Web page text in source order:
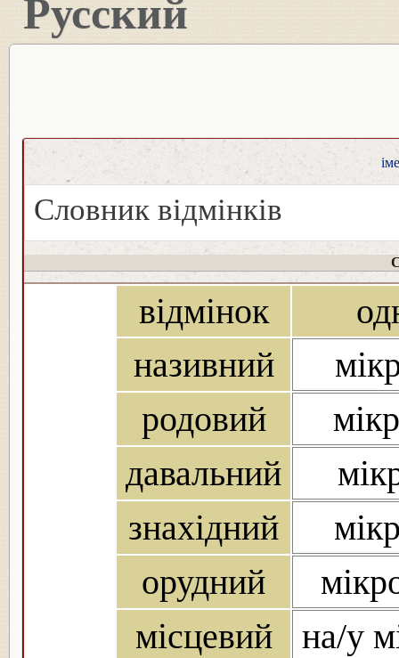
Русский
Словник відмінків
відмінок
називний
родовий
давальний
знахідний
орудний
місцевий
на/у